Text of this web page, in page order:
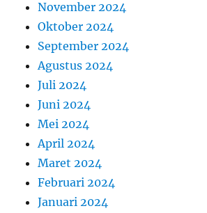
November 2024
Oktober 2024
September 2024
Agustus 2024
Juli 2024
Juni 2024
Mei 2024
April 2024
Maret 2024
Februari 2024
Januari 2024